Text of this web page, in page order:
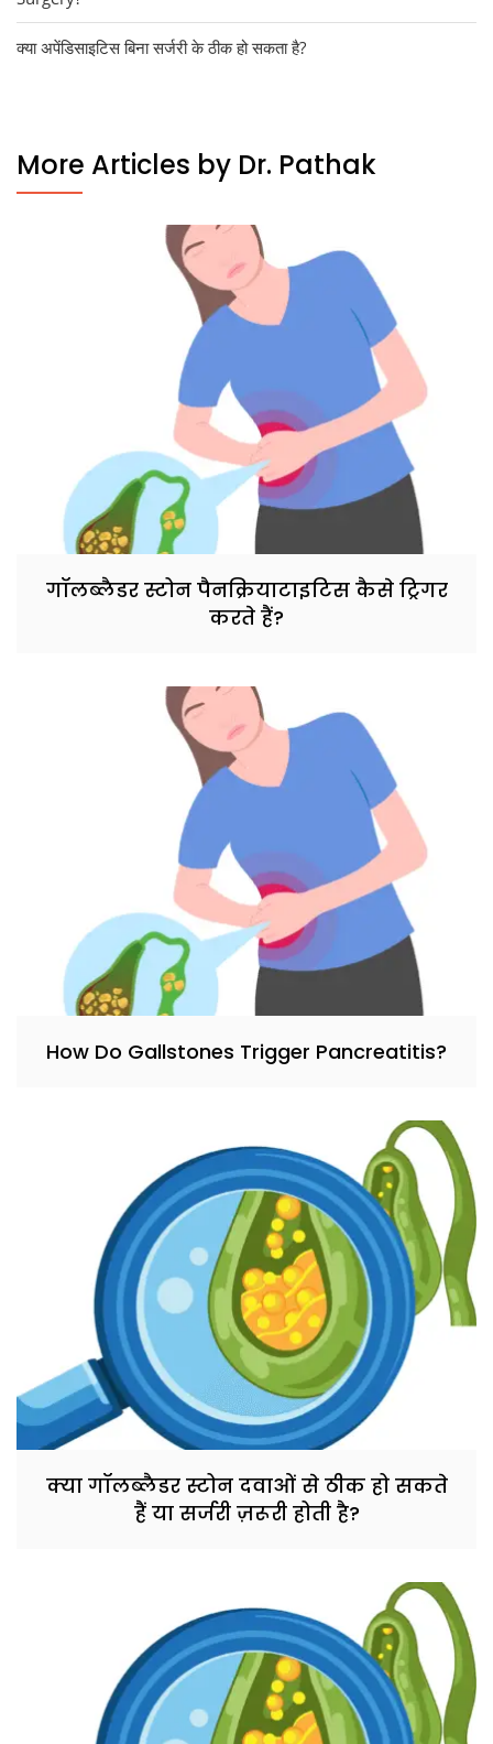
क्या अपेंडिसाइटिस बिना सर्जरी के ठीक हो सकता है?
More Articles by Dr. Pathak
गॉलब्लैडर स्टोन पैनक्रियाटाइटिस कैसे ट्रिगर
करते हैं?
How Do Gallstones Trigger Pancreatitis?
क्या गॉलब्लैडर स्टोन दवाओं से ठीक हो सकते
हैं या सर्जरी ज़रूरी होती है?